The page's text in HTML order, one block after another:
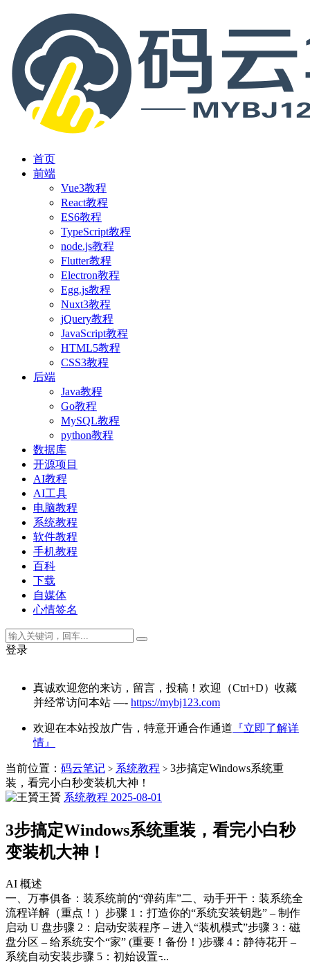
首页
前端
Vue3教程
React教程
ES6教程
TypeScript教程
node.js教程
Flutter教程
Electron教程
Egg.js教程
Nuxt3教程
jQuery教程
JavaScript教程
HTML5教程
CSS3教程
后端
Java教程
Go教程
MySQL教程
python教程
数据库
开源项目
AI教程
AI工具
电脑教程
系统教程
软件教程
手机教程
百科
下载
自媒体
心情签名
登录
真诚欢迎您的来访，留言，投稿！欢迎（Ctrl+D）收藏
并经常访问本站 —- https://mybj123.com
欢迎在本站投放广告，特意开通合作通道 『立即了解详
情』
当前位置： 码云笔记 > 系统教程 > 3步搞定Windows系统重
装，看完小白秒变装机大神！
王贇 系统教程 2025-08-01
3步搞定Windows系统重装，看完小白秒
变装机大神！
AI 概述
一、万事俱备：装系统前的“弹药库”二、动手开干：装系统全
流程详解（重点！）步骤 1：打造你的“系统安装钥匙” – 制作
启动 U 盘步骤 2：启动安装程序 – 进入“装机模式”步骤 3：磁
盘分区 – 给系统安个“家” (重要！备份！)步骤 4：静待花开 –
系统自动安装步骤 5：初始设置 ̵...